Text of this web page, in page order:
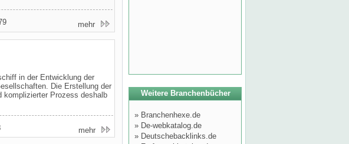
mehr
in der Entwicklung der
Die Erstellung der
komplizierter Prozess deshalb
mehr
Weitere Branchenbücher
» Branchenhexe.de
» De-webkatalog.de
» Deutschebacklinks.de